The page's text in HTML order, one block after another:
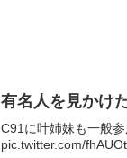
有名人を見かけ
C91に叶姉妹も一般
pic.twitter.com/